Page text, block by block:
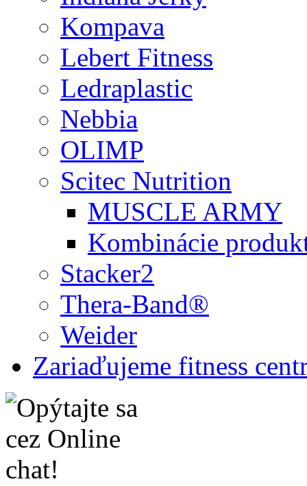
Kompava
Lebert Fitness
Ledraplastic
Nebbia
OLIMP
Scitec Nutrition
MUSCLE ARMY
Kombinácie
Stacker2
Thera-Band®
Weider
Zariaďujeme fitness